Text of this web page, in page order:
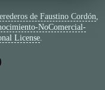
de Faustino Cordón,
NoComercial-
License.